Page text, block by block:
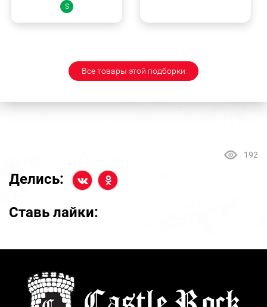
S
Все товары этой подборки
192
Делись:
Ставь лайки: